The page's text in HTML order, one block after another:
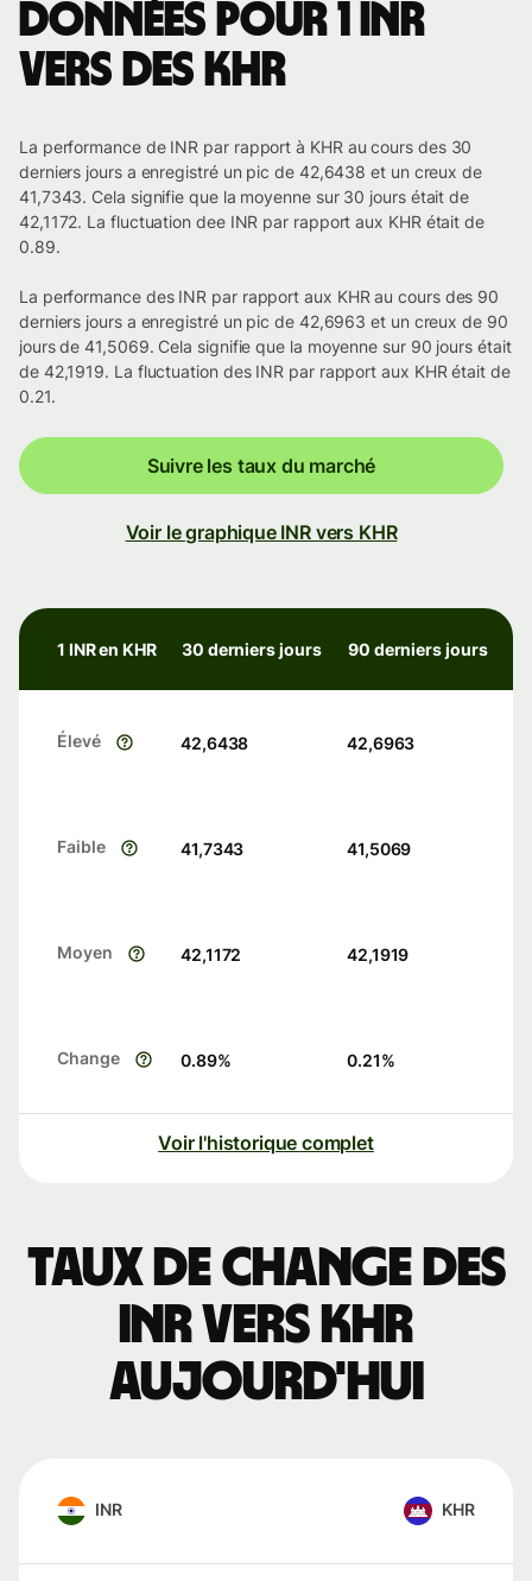
Données pour 1 INR
vers des KHR
La performance de INR par rapport à KHR au cours des 30
derniers jours a enregistré un pic de 42,6438 et un creux de
41,7343. Cela signifie que la moyenne sur 30 jours était de
42,1172. La fluctuation dee INR par rapport aux KHR était de
0.89.
La performance des INR par rapport aux KHR au cours des 90
derniers jours a enregistré un pic de 42,6963 et un creux de 90
jours de 41,5069. Cela signifie que la moyenne sur 90 jours était
de 42,1919. La fluctuation des INR par rapport aux KHR était de
0.21.
Suivre les taux du marché
Voir le graphique INR vers KHR
1 INR en KHR 30 derniers jours 90 derniers jours
Élevé 42,6438 42,6963
Faible 41,7343 41,5069
Moyen 42,1172 42,1919
Change 0.89% 0.21%
Voir l'historique complet
Taux de change des
INR vers KHR
aujourd'hui
INR KHR